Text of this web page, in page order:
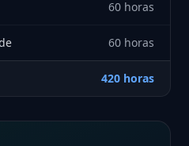
60 horas
60 horas
420 horas